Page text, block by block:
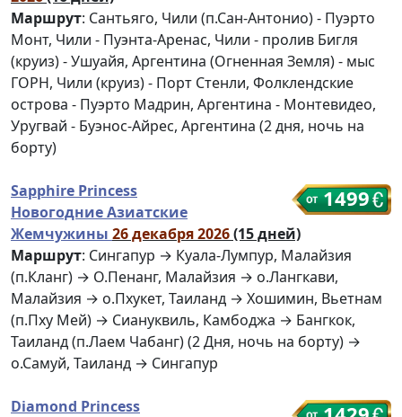
Маршрут: Сантьяго, Чили (п.Сан-Антонио) - Пуэрто
Монт, Чили - Пуэнта-Аренас, Чили - пролив Бигля
(круиз) - Ушуайя, Аргентина (Огненная Земля) - мыс
ГОРН, Чили (круиз) - Порт Стенли, Фолклендские
острова - Пуэрто Мадрин, Аргентина - Монтевидео,
Уругвай - Буэнос-Айрес, Аргентина (2 дня, ночь на
борту)
1499
Sapphire Princess
Новогодние Азиатские
Жемчужины 26 декабря 2026(15 дней)
Маршрут: Сингапур → Куала-Лумпур, Малайзия
(п.Кланг) → О.Пенанг, Малайзия → о.Лангкави,
Малайзия → о.Пхукет, Таиланд → Хошимин, Вьетнам
(п.Пху Мей) → Сиануквиль, Камбоджа → Бангкок,
Таиланд (п.Лаем Чабанг) (2 Дня, ночь на борту) →
о.Самуй, Таиланд → Сингапур
Diamond Princess